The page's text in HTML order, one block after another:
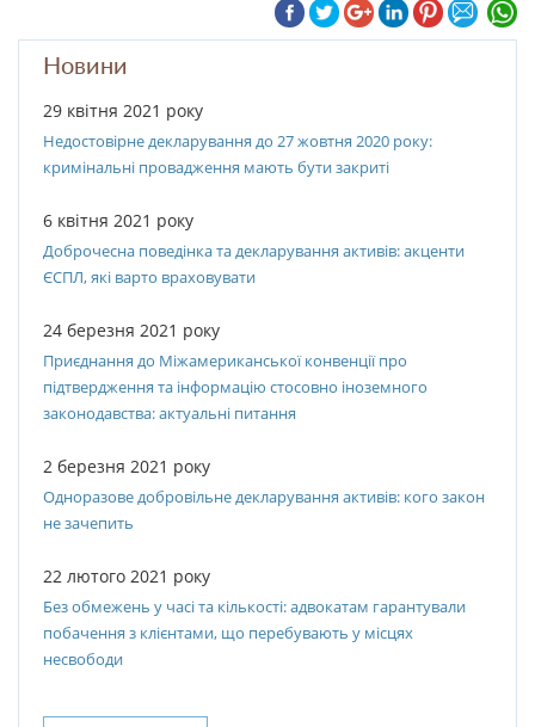
Новини
29 квітня 2021 року
Недостовірне декларування до 27 жовтня 2020 року:
кримінальні провадження мають бути закриті
6 квітня 2021 року
Доброчесна поведінка та декларування активів: акценти
ЄСПЛ, які варто враховувати
24 березня 2021 року
Приєднання до Міжамериканської конвенції про
підтвердження та інформацію стосовно іноземного
законодавства: актуальні питання
2 березня 2021 року
Одноразове добровільне декларування активів: кого закон
не зачепить
22 лютого 2021 року
Без обмежень у часі та кількості: адвокатам гарантували
побачення з клієнтами, що перебувають у місцях
несвободи